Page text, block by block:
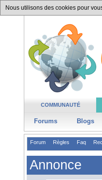
Nous utilisons des cookies pour
COMMUNAUTÉ
Forums Blogs
Forum Règles Faq
Annonce